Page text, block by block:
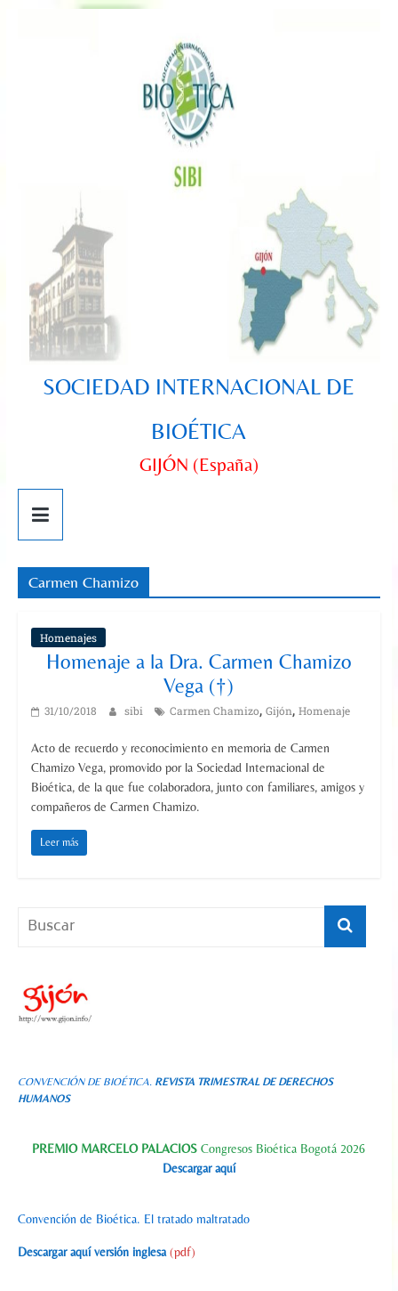
SOCIEDAD INTERNACIONAL DE
BIOÉTICA
GIJÓN (España)
Carmen Chamizo
Homenajes
Homenaje a la Dra. Carmen Chamizo
Vega (†)
31/10/2018 sibi Carmen Chamizo, Gijón, Homenaje
Acto de recuerdo y reconocimiento en memoria de Carmen
Chamizo Vega, promovido por la Sociedad Internacional de
Bioética, de la que fue colaboradora, junto con familiares, amigos y
compañeros de Carmen Chamizo.
Leer más
CONVENCIÓN DE BIOÉTICA. REVISTA TRIMESTRAL DE DERECHOS
HUMANOS
PREMIO MARCELO PALACIOSCongresos Bioética Bogotá 2026
Descargar aquí
Convención de Bioética. El tratado maltratado
Descargar aquí versión inglesa (pdf)